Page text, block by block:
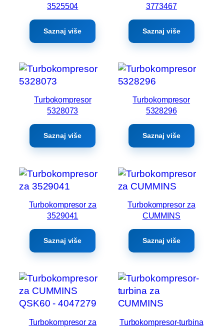
3525504
Saznaj više
3773467
Saznaj više
Turbokompresor
5328073
Saznaj više
Turbokompresor
5328296
Saznaj više
Turbokompresor za
3529041
Saznaj više
Turbokompresor za
CUMMINS
Saznaj više
Turbokompresor za
Turbokompresor-turbina